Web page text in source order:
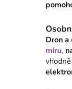
Dron
míru,
vhodně